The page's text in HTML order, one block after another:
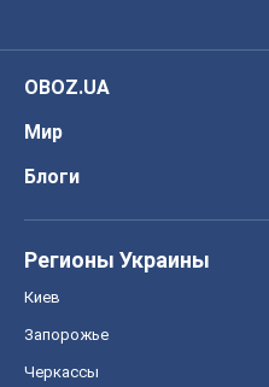
OBOZ.UA
Мир
Блоги
Регионы Украины
Киев
Запорожье
Черкассы